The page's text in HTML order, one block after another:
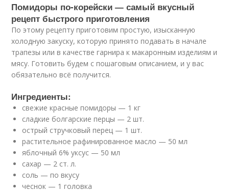
Помидоры по-корейски — самый вкусный
рецепт быстрого приготовления
По этому рецепту приготовим простую, изысканную
холодную закуску, которую принято подавать в начале
трапезы или в качестве гарнира к макаронным изделиям и
мясу. Готовить будем с пошаговым описанием, и у вас
обязательно всё получится.
Ингредиенты:
свежие красные помидоры — 1 кг
сладкие болгарские перцы — 2 шт.
острый стручковый перец — 1 шт.
растительное рафинированное масло — 50 мл
яблочный 6% уксус — 50 мл
сахар — 2 ст. л.
соль — по вкусу
чеснок — 1 головка